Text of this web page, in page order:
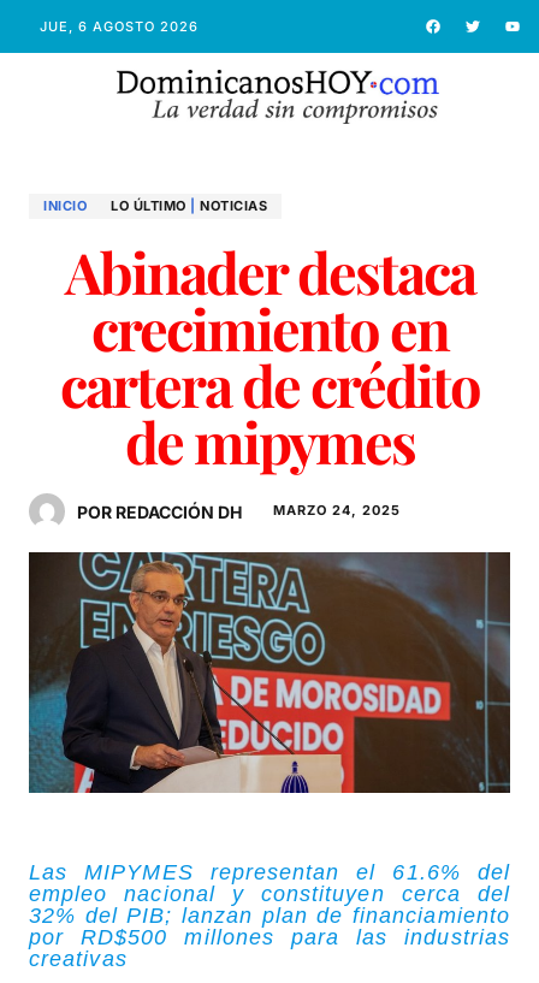
JUE, 6 AGOSTO 2026
INICIO LO ÚLTIMO NOTICIAS
Abinader destaca
crecimiento en
cartera de crédito
de mipymes
POR REDACCIÓN DH MARZO 24, 2025
Las MIPYMES representan el 61.6% del
empleo nacional y constituyen cerca del
32% del PIB; lanzan plan de financiamiento
por RD$500 millones para las industrias
creativas